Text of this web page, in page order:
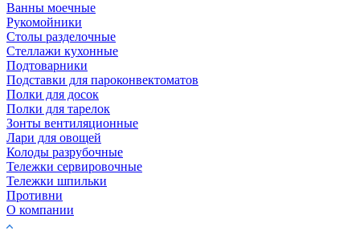
Ванны моечные
Рукомойники
Столы разделочные
Стеллажи кухонные
Подтоварники
Подставки для пароконвектоматов
Полки для досок
Полки для тарелок
Зонты вентиляционные
Лари для овощей
Колоды разрубочные
Тележки сервировочные
Тележки шпильки
Противни
О компании